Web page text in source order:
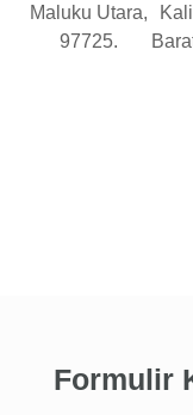
Maluku Utara,
97725.
Formulir